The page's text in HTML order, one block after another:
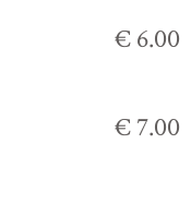
€ 6.00
€ 7.00